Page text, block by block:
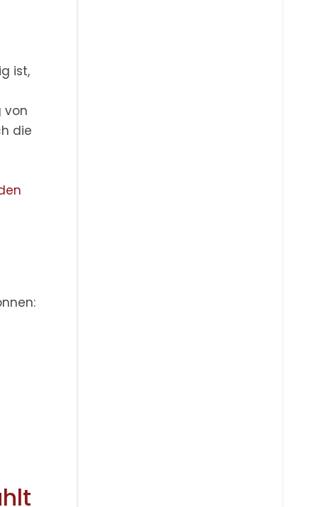
ist,
von
die